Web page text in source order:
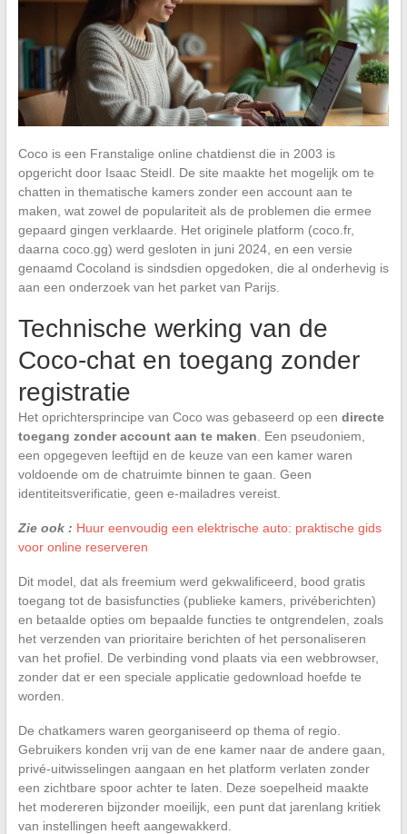
Coco is een Franstalige online chatdienst die in 2003 is
opgericht door Isaac Steidl. De site maakte het mogelijk om te
chatten in thematische kamers zonder een account aan te
maken, wat zowel de populariteit als de problemen die ermee
gepaard gingen verklaarde. Het originele platform (coco.fr,
daarna coco.gg) werd gesloten in juni 2024, en een versie
genaamd Cocoland is sindsdien opgedoken, die al onderhevig is
aan een onderzoek van het parket van Parijs.
Technische werking van de
Coco-chat en toegang zonder
registratie
Het oprichtersprincipe van Coco was gebaseerd op een directe
toegang zonder account aan te maken . Een pseudoniem,
een opgegeven leeftijd en de keuze van een kamer waren
voldoende om de chatruimte binnen te gaan. Geen
identiteitsverificatie, geen e-mailadres vereist.
Zie ook : Huur eenvoudig een elektrische auto: praktische gids
voor online reserveren
Dit model, dat als freemium werd gekwalificeerd, bood gratis
toegang tot de basisfuncties (publieke kamers, privéberichten)
en betaalde opties om bepaalde functies te ontgrendelen, zoals
het verzenden van prioritaire berichten of het personaliseren
van het profiel. De verbinding vond plaats via een webbrowser,
zonder dat er een speciale applicatie gedownload hoefde te
worden.
De chatkamers waren georganiseerd op thema of regio.
Gebruikers konden vrij van de ene kamer naar de andere gaan,
privé-uitwisselingen aangaan en het platform verlaten zonder
een zichtbare spoor achter te laten. Deze soepelheid maakte
het modereren bijzonder moeilijk, een punt dat jarenlang kritiek
van instellingen heeft aangewakkerd.